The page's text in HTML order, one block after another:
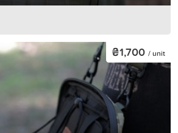
₴1,700 / unit